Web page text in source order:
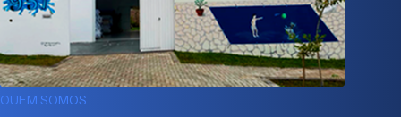
QUEM SOMOS